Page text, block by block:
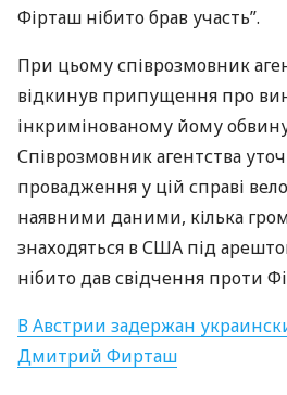
Фірташ нібито брав участь”.
При цьому співрозмовник
відкинув припущення про
інкримінованому йому
Співрозмовник агентства
провадження у цій справі
наявними даними, кілька
знаходяться вСША під
нібито дав свідчення проти
В Австрии задержан
Дмитрий Фирташ